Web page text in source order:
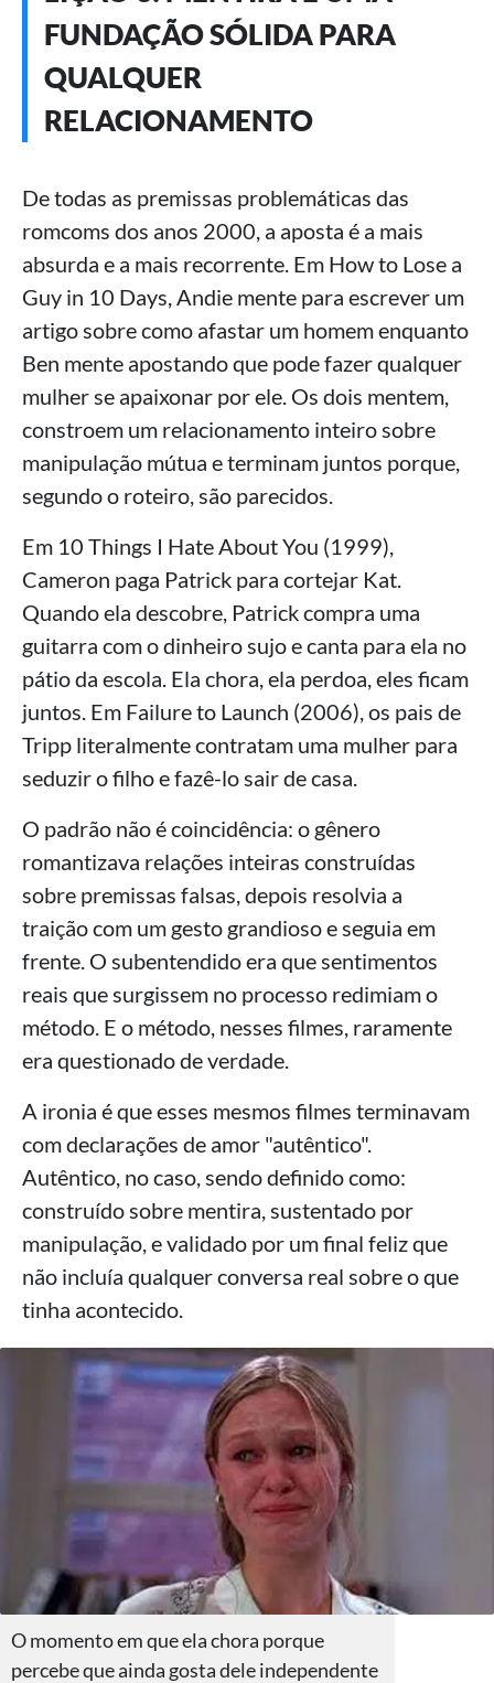
FUNDAÇÃO SÓLIDA PARA
QUALQUER
RELACIONAMENTO
De todas as premissas problemáticas das
romcoms dos anos 2000, a aposta é a mais
absurda e a mais recorrente. Em How to Lose a
Guy in 10 Days, Andie mente para escrever um
artigo sobre como afastar um homem enquanto
Ben mente apostando que pode fazer qualquer
mulher se apaixonar por ele. Os dois mentem,
constroem um relacionamento inteiro sobre
manipulação mútua e terminam juntos porque,
segundo o roteiro, são parecidos.
Em 10 Things I Hate About You (1999),
Cameron paga Patrick para cortejar Kat.
Quando ela descobre, Patrick compra uma
guitarra com o dinheiro sujo e canta para ela no
pátio da escola. Ela chora, ela perdoa, eles ficam
juntos. Em Failure to Launch (2006), os pais de
Tripp literalmente contratam uma mulher para
seduzir o filho e fazê-lo sair de casa.
O padrão não é coincidência: o gênero
romantizava relações inteiras construídas
sobre premissas falsas, depois resolvia a
traição com um gesto grandioso e seguia em
frente. O subentendido era que sentimentos
reais que surgissem no processo redimiam o
método. E o método, nesses filmes, raramente
era questionado de verdade.
A ironia é que esses mesmos filmes terminavam
com declarações de amor "autêntico".
Autêntico, no caso, sendo definido como:
construído sobre mentira, sustentado por
manipulação, e validado por um final feliz que
não incluía qualquer conversa real sobre o que
tinha acontecido.
O momento em que ela chora porque
percebe que ainda gosta dele independente